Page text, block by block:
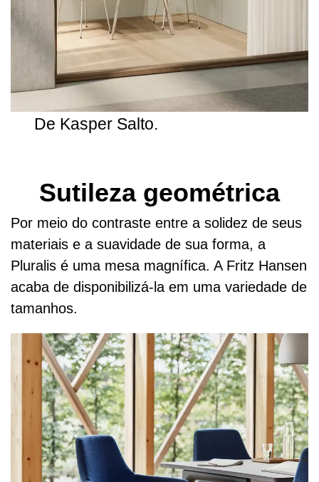
De Kasper Salto.
Sutileza geométrica
Por meio do contraste entre a solidez de seus
materiais e a suavidade de sua forma, a
Pluralis é uma mesa magnífica. A Fritz Hansen
acaba de disponibilizá-la em uma variedade de
tamanhos.